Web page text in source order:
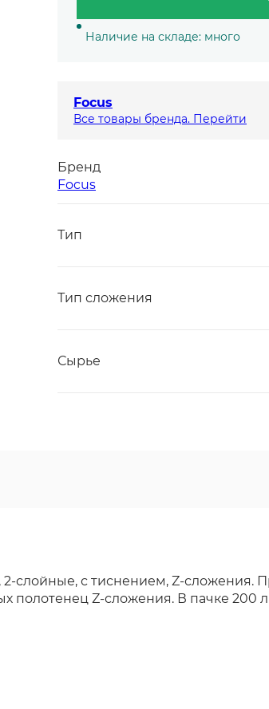
Наличие на складе: много
Focus
Все товары бренда. Перейти
Бренд
Focus
Тип
Тип сложения
Сырье
слойные, с тиснением, Z-сложения.
полотенец Z-сложения. В пачке 200